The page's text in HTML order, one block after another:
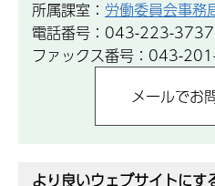
所属課室： 労働委員会事務
電話番号：043-223-3737
ファックス番号：043-
より良いウェブサイトにす